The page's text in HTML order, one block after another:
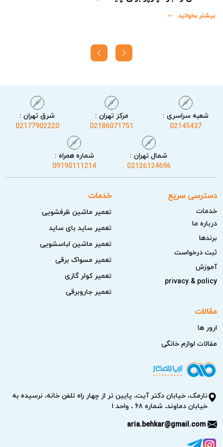
بیشتر بخوانید
شعبه سراسری :
02145437
مرکز تهران :
02186071751
شرق تهران :
02177902220
شمال تهران :
02126124696
شماره همراه :
09190111214
دسترسی سریع
خدمات
درباره ما
برندها
ثبت درخواست
آموزش
privacy & policy
خدمات
تعمیر ماشین ظرفشویی
تعمیر ساید بای ساید
تعمیر ماشین لباسشویی
تعمیر مسواک برقی
تعمیر کولر گازی
تعمیر جاروبرقی
مقالات
ارور ها
مقالات لوازم خانگی
نارمک، خیابان دکتر آیت، پایین تر از چهار راه تلفن خانه، نرسیده به
خیابان دماوند، شماره ۶۸ ، واحد ۱
aria.behkar@gmail.com